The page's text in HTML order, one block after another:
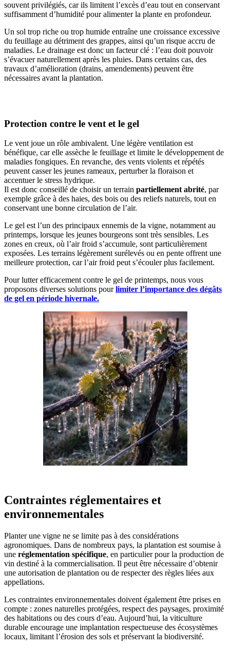
souvent privilégiés, car ils limitent l’excès d’eau tout en conservant
suffisamment d’humidité pour alimenter la plante en profondeur.
Un sol trop riche ou trop humide entraîne une croissance excessive
du feuillage au détriment des grappes, ainsi qu’un risque accru de
maladies. Le drainage est donc un facteur clé : l’eau doit pouvoir
s’évacuer naturellement après les pluies. Dans certains cas, des
travaux d’amélioration (drains, amendements) peuvent être
nécessaires avant la plantation.
Protection contre le vent et le gel
Le vent joue un rôle ambivalent. Une légère ventilation est
bénéfique, car elle assèche le feuillage et limite le développement de
maladies fongiques. En revanche, des vents violents et répétés
peuvent casser les jeunes rameaux, perturber la floraison et
accentuer le stress hydrique.
Il est donc conseillé de choisir un terrain partiellement abrité, par
exemple grâce à des haies, des bois ou des reliefs naturels, tout en
conservant une bonne circulation de l’air.
Le gel est l’un des principaux ennemis de la vigne, notamment au
printemps, lorsque les jeunes bourgeons sont très sensibles. Les
zones en creux, où l’air froid s’accumule, sont particulièrement
exposées. Les terrains légèrement surélevés ou en pente offrent une
meilleure protection, car l’air froid peut s’écouler plus facilement.
Pour lutter efficacement contre le gel de printemps, nous vous
proposons diverses solutions pourlimiter l’importance des dégâts
de gel en période hivernale.
Contraintes réglementaires et
environnementales
Planter une vigne ne se limite pas à des considérations
agronomiques. Dans de nombreux pays, la plantation est soumise à
une réglementation spécifique, en particulier pour la production de
vin destiné à la commercialisation. Il peut être nécessaire d’obtenir
une autorisation de plantation ou de respecter des règles liées aux
appellations.
Les contraintes environnementales doivent également être prises en
compte : zones naturelles protégées, respect des paysages, proximité
des habitations ou des cours d’eau. Aujourd’hui, la viticulture
durable encourage une implantation respectueuse des écosystèmes
locaux, limitant l’érosion des sols et préservant la biodiversité.